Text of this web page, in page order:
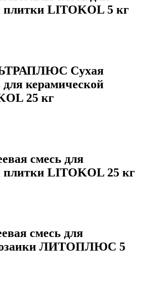
плитки LITOKOL 5 кг
Cухая
для керамической
25 кг
смесь для
плитки LITOKOL 25 кг
смесь для
ЛИТОПЛЮС 5